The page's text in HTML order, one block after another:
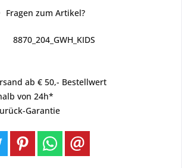
Fragen zum Artikel?
8870_204_GWH_KIDS
ab € 50,- Bestellwert
von 24h*
Garantie